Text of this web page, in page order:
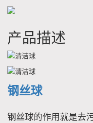
产品描述
钢丝球
钢丝球的作用就是去